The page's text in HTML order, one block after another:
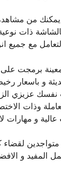
من
مع جميع
برمجت على
و باسعار
نفسك عزيزي
وذات
و مهارات
لقضاء
المفيد و